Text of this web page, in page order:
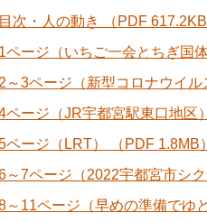
目次・人の動き （PDF 617.2KB
1ページ（いちご一会とちぎ国
～3ページ（新型コロナウイル
ページ（JR宇都宮駅東口地区
ページ（LRT） （PDF 1.8MB）
～7ページ（2022宇都宮市シ
～11ページ（早めの準備でゆ